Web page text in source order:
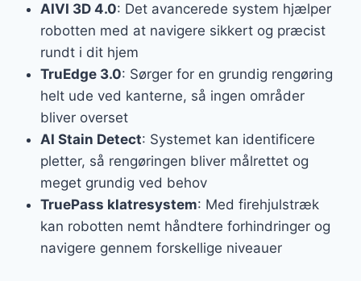
AIVI 3D 4.0: Det avancerede system hjælper
robotten med at navigere sikkert og præcist
rundt i dit hjem
TruEdge 3.0: Sørger for en grundig rengøring
helt ude ved kanterne, så ingen områder
bliver overset
AI Stain Detect: Systemet kan identificere
pletter, så rengøringen bliver målrettet og
meget grundig ved behov
TruePass klatresystem: Med firehjulstræk
kan robotten nemt håndtere forhindringer og
navigere gennem forskellige niveauer